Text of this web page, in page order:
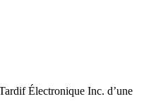
Électronique Inc. d’une